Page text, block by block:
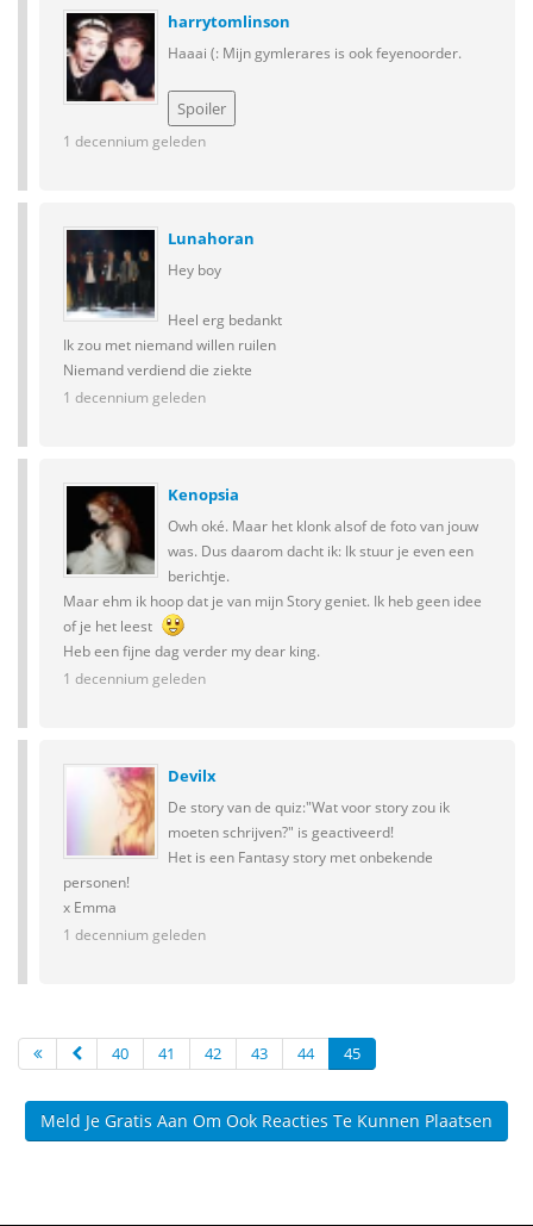
harrytomlinson
Haaai (: Mijn gymlerares is ook feyenoorder.
1 decennium geleden
Lunahoran
Hey boy
Heel erg bedankt
Ik zou met niemand willen ruilen
Niemand verdiend die ziekte
1 decennium geleden
Kenopsia
Owh oké. Maar het klonk alsof de foto van jouw
was. Dus daarom dacht ik: Ik stuur je even een
berichtje.
Maar ehm ik hoop dat je van mijn Story geniet. Ik heb geen idee
of je het leest
Heb een fijne dag verder my dear king.
1 decennium geleden
Devilx
De story van de quiz:"Wat voor story zou ik
moeten schrijven?" is geactiveerd!
Het is een Fantasy story met onbekende
personen!
x Emma
1 decennium geleden
40 41 42 43 44 45
Meld Je Gratis Aan Om Ook Reacties Te Kunnen Plaatsen